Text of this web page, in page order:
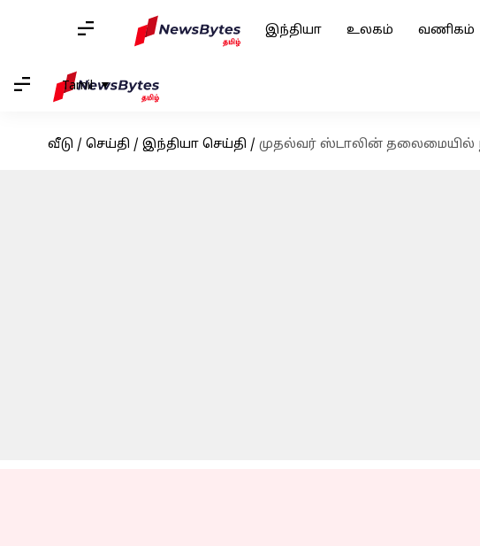
இந்தியா உலகம் வணிகம்
Tamil
வீடு / செய்தி / இந்தியா செய்தி / முதல்வர் ஸ்டாலின் தலைமையில்